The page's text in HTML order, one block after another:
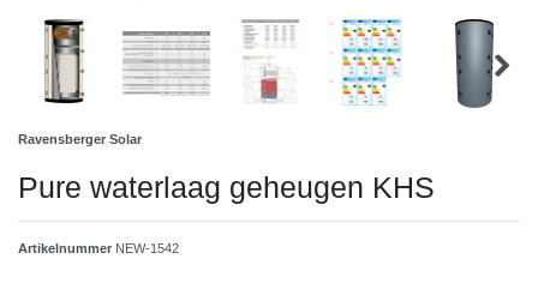
Ravensberger Solar
Pure waterlaag geheugen KHS
Artikelnummer NEW-1542